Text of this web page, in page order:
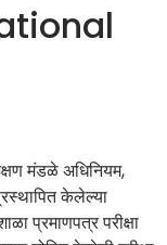
मंडळे अधिनियम,
केलेल्या
प्रमाणपत्र परीक्षा